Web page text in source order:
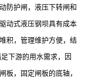
防护闸，液压下转闸和
动式液压钢坝具有成本
积，管理维护方便，结
下游的用水需求，因
板，固定闸板的底轴，